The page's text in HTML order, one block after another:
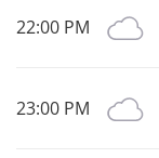
22:00 PM
23:00 PM